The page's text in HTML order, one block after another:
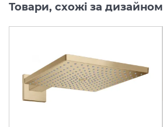
Товари, схожі за дизайном